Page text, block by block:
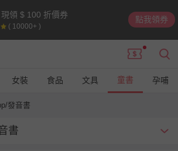
領 $ 100 折價券
( 10000+ )
點我領券
女裝 食品 文具 童書 孕哺
發音書
書